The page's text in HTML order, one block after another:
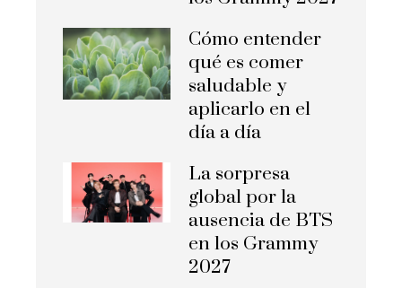
Cómo entender
qué es comer
saludable y
aplicarlo en el
día a día
La sorpresa
global por la
ausencia de BTS
en los Grammy
2027